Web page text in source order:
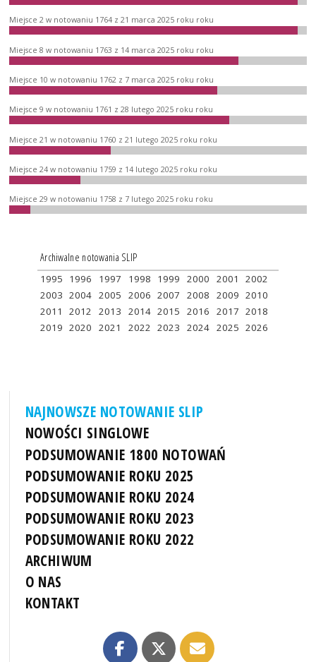
Miejsce 2 w notowaniu 1764 z 21 marca 2025 roku roku
Miejsce 8 w notowaniu 1763 z 14 marca 2025 roku roku
Miejsce 10 w notowaniu 1762 z 7 marca 2025 roku roku
Miejsce 9 w notowaniu 1761 z 28 lutego 2025 roku roku
Miejsce 21 w notowaniu 1760 z 21 lutego 2025 roku roku
Miejsce 24 w notowaniu 1759 z 14 lutego 2025 roku roku
Miejsce 29 w notowaniu 1758 z 7 lutego 2025 roku roku
Archiwalne notowania SLIP
1995 1996 1997 1998 1999 2000 2001
2002
2003 2004 2005 2006 2007 2008 2009 2010
2011
2012 2013 2014 2015 2016 2017 2018
2019 2020 2021 2022 2023 2024 2025 2026
NAJNOWSZE NOTOWANIE SLIP
NOWOŚCI SINGLOWE
PODSUMOWANIE 1800 NOTOWAŃ
PODSUMOWANIE ROKU 2025
PODSUMOWANIE ROKU 2024
PODSUMOWANIE ROKU 2023
PODSUMOWANIE ROKU 2022
ARCHIWUM
O NAS
KONTAKT